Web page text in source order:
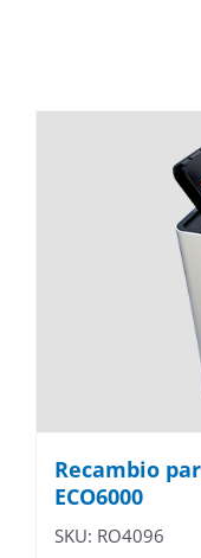
Recambio
ECO6000
SKU: RO4096